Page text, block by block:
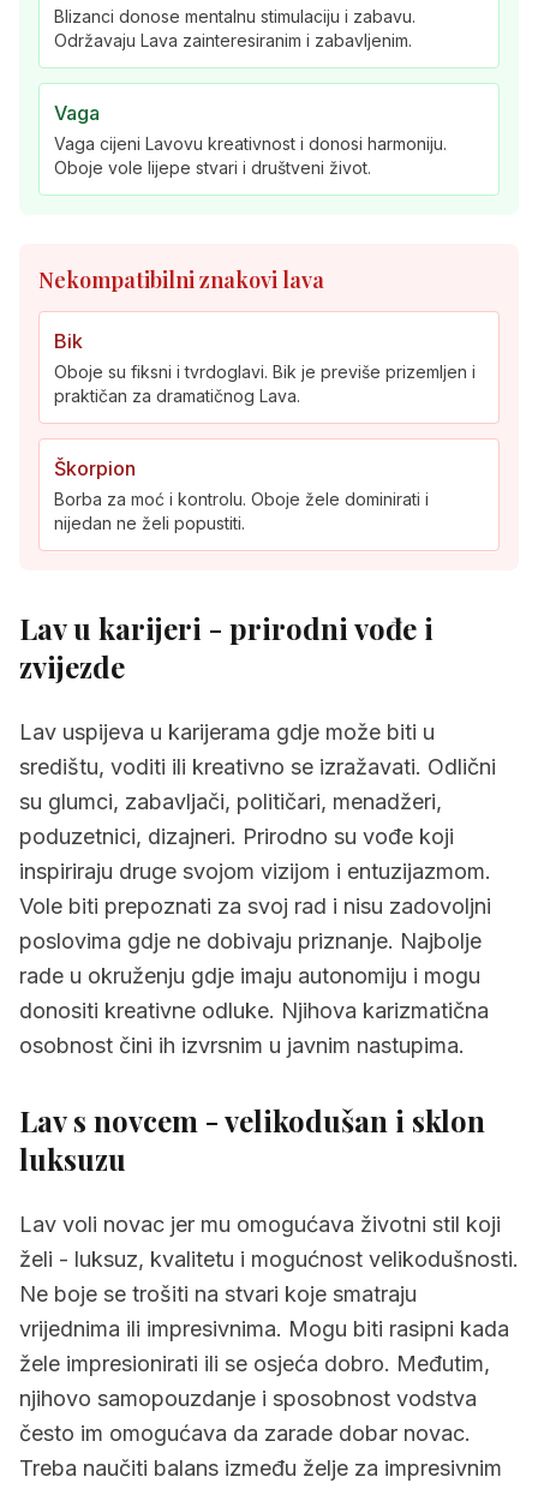
Blizanci donose mentalnu stimulaciju i zabavu.
Održavaju Lava zainteresiranim i zabavljenim.
Vaga
Vaga cijeni Lavovu kreativnost i donosi harmoniju.
Oboje vole lijepe stvari i društveni život.
Nekompatibilni znakovi lava
Bik
Oboje su fiksni i tvrdoglavi. Bik je previše prizemljen i
praktičan za dramatičnog Lava.
Škorpion
Borba za moć i kontrolu. Oboje žele dominirati i
nijedan ne želi popustiti.
Lav u karijeri - prirodni vođe i
zvijezde
Lav uspijeva u karijerama gdje može biti u
središtu, voditi ili kreativno se izražavati. Odlični
su glumci, zabavljači, političari, menadžeri,
poduzetnici, dizajneri. Prirodno su vođe koji
inspiriraju druge svojom vizijom i entuzijazmom.
Vole biti prepoznati za svoj rad i nisu zadovoljni
poslovima gdje ne dobivaju priznanje. Najbolje
rade u okruženju gdje imaju autonomiju i mogu
donositi kreativne odluke. Njihova karizmatična
osobnost čini ih izvrsnim u javnim nastupima.
Lav s novcem - velikodušan i sklon
luksuzu
Lav voli novac jer mu omogućava životni stil koji
želi - luksuz, kvalitetu i mogućnost velikodušnosti.
Ne boje se trošiti na stvari koje smatraju
vrijednima ili impresivnima. Mogu biti rasipni kada
žele impresionirati ili se osjeća dobro. Međutim,
njihovo samopouzdanje i sposobnost vodstva
često im omogućava da zarade dobar novac.
Treba naučiti balans između želje za impresivnim